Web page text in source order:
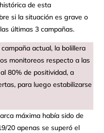
de esta
si la situación es grave o
últimas 3 campañas.
actual, la bolillera
monitoreos respecto a las
80% de positividad, a
para luego estabilizarse
máxima había sido de
20 apenas se superó el